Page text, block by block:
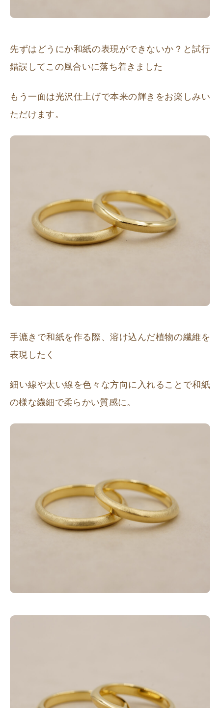
先ずはどうにか和紙の表現ができないか？と試行
錯誤してこの風合いに落ち着きました
もう一面は光沢仕上げで本来の輝きをお楽しみい
ただけます。
手漉きで和紙を作る際、溶け込んだ植物の繊維を
表現したく
細い線や太い線を色々な方向に入れることで和紙
の様な繊細で柔らかい質感に。